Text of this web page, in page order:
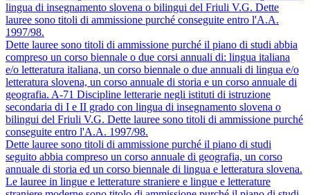
lingua di insegnamento slovena o bilingui del Friuli V.G. Dette
lauree sono titoli di ammissione purché conseguite entro l'A.A.
1997/98.
Dette lauree sono titoli di ammissione purché il piano di studi abbia
compreso un corso biennale o due corsi annuali di: lingua italiana
e/o letteratura italiana, un corso biennale o due annuali di lingua e/o
letteratura slovena, un corso annuale di storia e un corso annuale di
geografia. A-71 Discipline letterarie negli istituti di istruzione
secondaria di I e II grado con lingua di insegnamento slovena o
bilingui del Friuli V.G. Dette lauree sono titoli di ammissione purché
conseguite entro l'A.A. 1997/98.
Dette lauree sono titoli di ammissione purché il piano di studi
seguito abbia compreso un corso annuale di geografia, un corso
annuale di storia ed un corso biennale di lingua e letteratura slovena.
Le lauree in lingue e letterature straniere e lingue e letterature